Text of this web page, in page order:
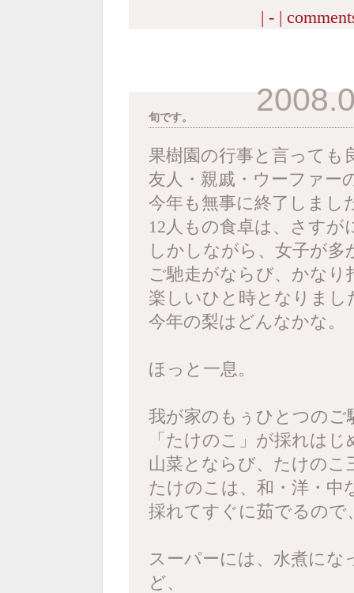
| - |
旬です。
果樹園の行事と言っても
友人・親戚・ウーファー
今年も無事に終了しまし
12人もの食卓は、さす
しかしながら、女子が多
ご馳走がならび、かな
楽しいひと時となりまし
今年の梨はどんなかな。
ほっと一息。
我が家のもぅひとつのご
「たけのこ」が採れはじ
山菜とならび、たけのこ
たけのこは、和・洋・中
採れてすぐに茹でるので
スーパーには、水煮に
ど、